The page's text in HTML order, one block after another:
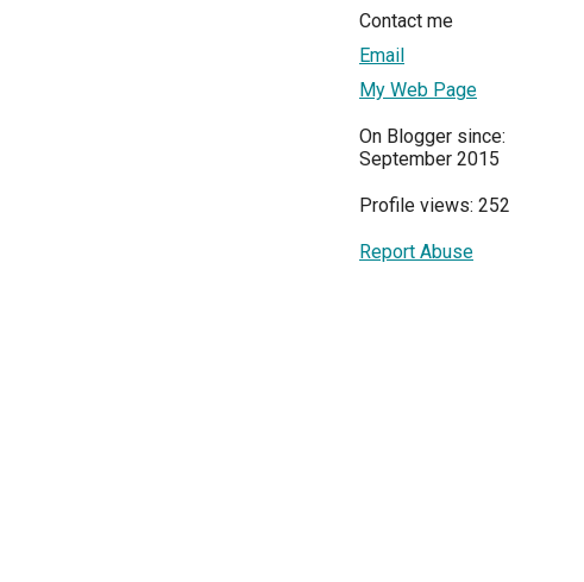
Contact me
Email
My Web Page
On Blogger since:
September 2015
Profile views: 252
Report Abuse